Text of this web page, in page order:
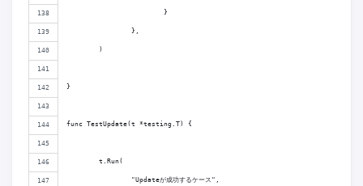
			}
		},
	)
}
func TestUpdate(t *testing.T) {
	t.Run(
		"Updateが成功するケース",